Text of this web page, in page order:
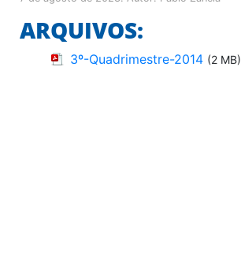
ARQUIVOS:
3º-Quadrimestre-2014 (2 MB)